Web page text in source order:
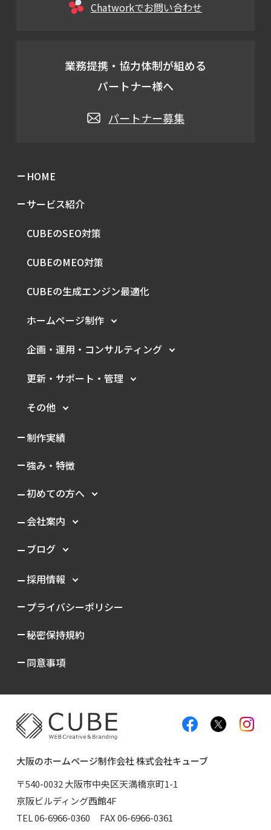
Chatworkでお問い合わせ
業務提携・協力体制が組める
パートナー様へ
パートナー募集
HOME
サービス紹介
CUBEのSEO対策
CUBEのMEO対策
CUBEの生成エンジン最適化
ホームページ制作
企画・運用・ コンサルティング
更新・サポート・管理
その他
制作実績
強み・特徴
初めての方へ
会社案内
ブログ
採用情報
プライバシーポリシー
秘密保持規約
同意事項
大阪のホームページ制作会社 株式会社キューブ
〒540-0032 大阪市中央区天満橋京町1-1
京阪ビルディング西館4F
TEL06-6966-0360 FAX 06-6966-0361